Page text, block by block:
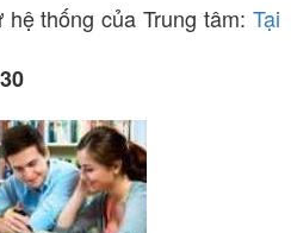
thống của Trung tâm: Tại